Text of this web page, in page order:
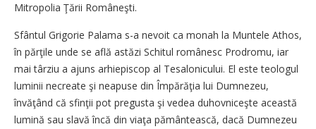
Mitropolia Ţării Româneşti.
Sfântul Grigorie Palama s-a nevoit ca monah la Muntele Athos,
în părţile unde se află astăzi Schitul românesc Prodromu, iar
mai târziu a ajuns arhiepiscop al Tesalonicului. El este teologul
luminii necreate şi neapuse din Împărăţia lui Dumnezeu,
învăţând că sfinţii pot pregusta şi vedea duhovniceşte această
lumină sau slavă încă din viaţa pământească, dacă Dumnezeu